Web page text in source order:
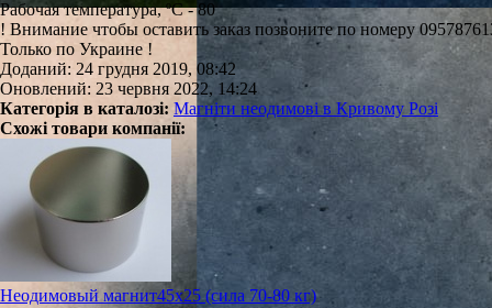
Рабочая температура, ºС - 80
! Внимание чтобы оставить заказ позвоните по номеру
Только по Украине !
Доданий: 24 грудня 2019, 08:42
Оновлений: 23 червня 2022, 14:24
Категорія в каталозі: Магніти неодимові в Кривому Розі
Схожі товари компанії:
Неодимовый магнит45х25 (сила 70-80 кг)